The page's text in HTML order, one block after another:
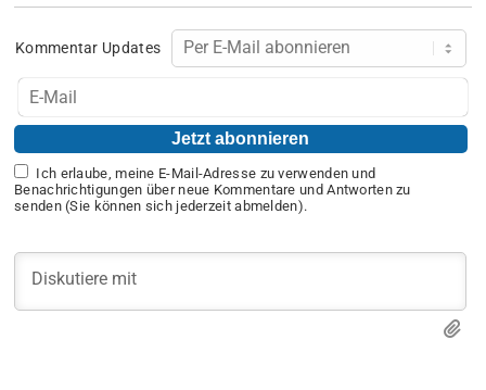
Kommentar Updates
Ich erlaube, meine E-Mail-Adresse zu verwenden und
Benachrichtigungen über neue Kommentare und Antworten zu
senden (Sie können sich jederzeit abmelden).